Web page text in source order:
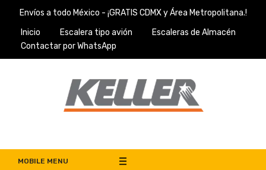
content
Envíos a todo México - ¡GRATIS CDMX y Área Metropolitana.!
Inicio
Escalera tipo avión
Escaleras de Almacén
Contactar por WhatsApp
MOBILE MENU